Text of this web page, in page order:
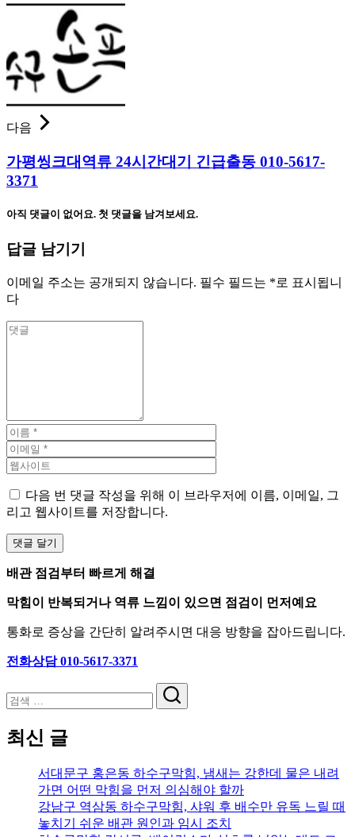
다음
가평씽크대역류 24시간대기 긴급출동 010-5617-
3371
아직 댓글이 없어요. 첫 댓글을 남겨보세요.
답글 남기기
이메일 주소는 공개되지 않습니다. 필수 필드는 *로 표시됩니
다
다음 번 댓글 작성을 위해 이 브라우저에 이름, 이메일, 그
리고 웹사이트를 저장합니다.
배관 점검부터 빠르게 해결
막힘이 반복되거나 역류 느낌이 있으면 점검이 먼저예요
통화로 증상을 간단히 알려주시면 대응 방향을 잡아드립니다.
전화상담 010-5617-3371
검
최신 글
서대문구 홍은동 하수구막힘, 냄새는 강한데 물은 내려
가면 어떤 막힘을 먼저 의심해야 할까
강남구 역삼동 하수구막힘, 샤워 후 배수만 유독 느릴 때
놓치기 쉬운 배관 원인과 임시 조치